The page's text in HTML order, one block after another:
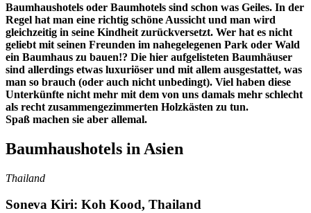
Baumhaushotels oder Baumhotels sind schon was Geiles. In der
Regel hat man eine richtig schöne Aussicht und man wird
gleichzeitig in seine Kindheit zurückversetzt. Wer hat es nicht
geliebt mit seinen Freunden im nahegelegenen Park oder Wald
ein Baumhaus zu bauen!? Die hier aufgelisteten Baumhäuser
sind allerdings etwas luxuriöser und mit allem ausgestattet, was
man so brauch (oder auch nicht unbedingt). Viel haben diese
Unterkünfte nicht mehr mit dem von uns damals mehr schlecht
als recht zusammengezimmerten Holzkästen zu tun.
Spaß machen sie aber allemal.
Baumhaushotels in Asien
Thailand
Soneva Kiri: Koh Kood, Thailand